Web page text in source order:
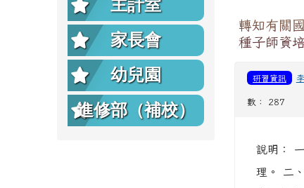
主計室
家長會
幼兒園
進修部（補校）
轉知有關
種子師資
研習資訊
數： 287
說明：
理。 二